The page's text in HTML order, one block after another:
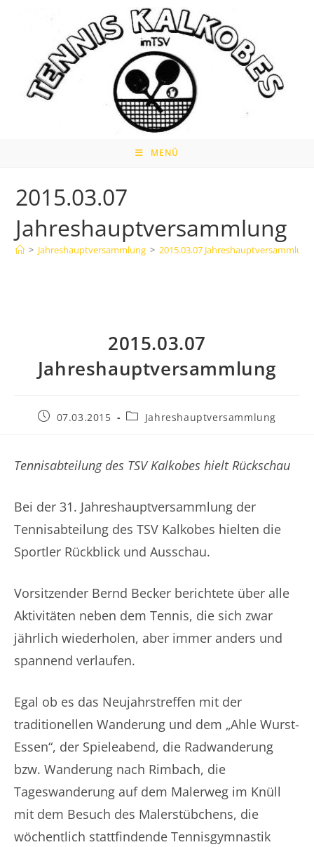
MENÜ
2015.03.07
Jahreshauptversammlung
> Jahreshauptversammlung > 2015.03.07 Jahreshauptversammlung
2015.03.07
Jahreshauptversammlung
Beitrag07.03.2015
Beitrags-
Jahreshauptversammlung
Tennisabteilung des TSV Kalkobes hielt Rückschau
Bei der 31. Jahreshauptversammlung der
Tennisabteilung des TSV Kalkobes hielten die
Sportler Rückblick und Ausschau.
Vorsitzender Bernd Becker berichtete über alle
Aktivitäten neben dem Tennis, die sich zwar
jährlich wiederholen, aber immer anders und
spannend verlaufen.
Egal ob es das Neujahrstreffen mit der
traditionellen Wanderung und dem „Ahle Wurst-
Essen“, der Spieleabend, die Radwanderung
bzw. Wanderung nach Rimbach, die
Tageswanderung auf dem Malerweg im Knüll
mit dem Besuch des Malerstübchens, die
wöchentlich stattfindende Tennisgymnastik